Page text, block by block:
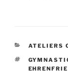
ATELIERS